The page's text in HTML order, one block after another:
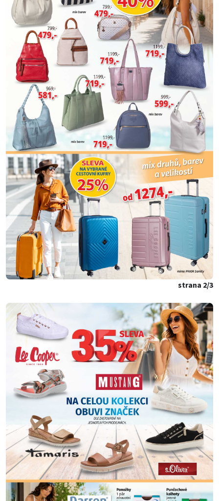
strana 2/3